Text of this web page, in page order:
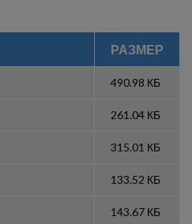
РАЗМЕР
490.98 КБ
261.04 КБ
315.01 КБ
133.52 КБ
143.67 КБ